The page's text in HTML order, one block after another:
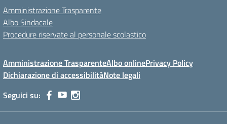
Amministrazione Trasparente
Albo Sindacale
Procedure riservate al personale scolastico
Amministrazione TrasparenteAlbo onlinePrivacy Policy
Dichiarazione di accessibilitàNote legali
Seguici su: